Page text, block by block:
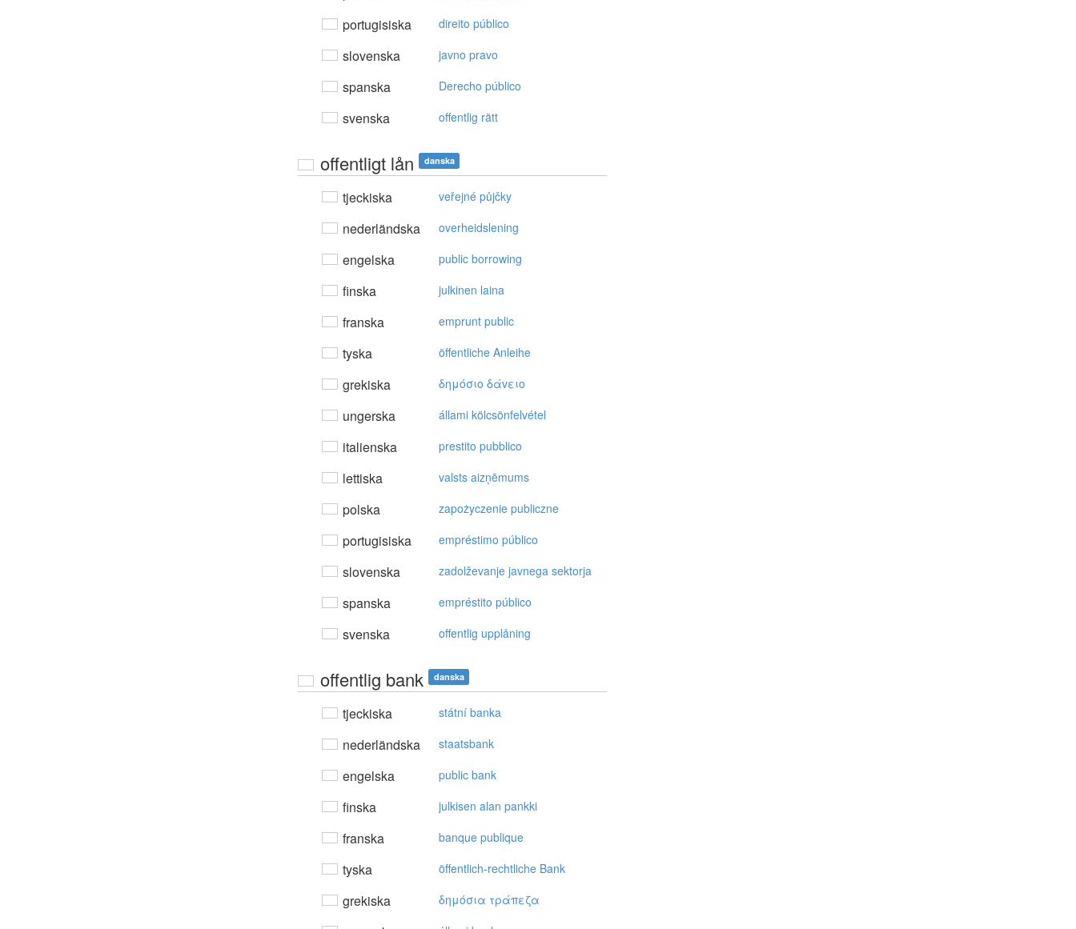
portugisiska direito público
slovenska javno pravo
spanska Derecho público
svenska offentlig rätt
offentligt lån danska
tjeckiska veřejné půjčky
nederländska overheidslening
engelska public borrowing
finska julkinen laina
franska emprunt public
tyska öffentliche Anleihe
grekiska δημόσιo δάvειo
ungerska állami kölcsönfelvétel
italienska prestito pubblico
lettiska valsts aizņēmums
polska zapożyczenie publiczne
portugisiska empréstimo público
slovenska zadolževanje javnega sektorja
spanska empréstito público
svenska offentlig upplåning
offentlig bank danska
tjeckiska státní banka
nederländska staatsbank
engelska public bank
finska julkisen alan pankki
franska banque publique
tyska öffentlich-rechtliche Bank
grekiska δημόσια τράπεζα